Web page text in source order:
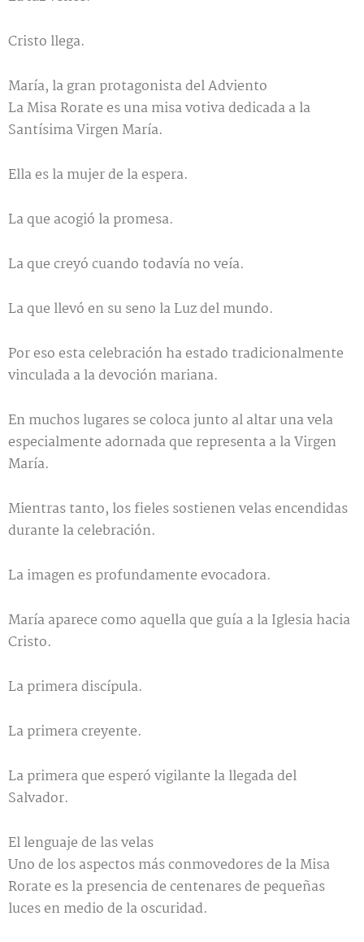
Cristo llega.
María, la gran protagonista del Adviento
La Misa Rorate es una misa votiva dedicada a la
Santísima Virgen María.
Ella es la mujer de la espera.
La que acogió la promesa.
La que creyó cuando todavía no veía.
La que llevó en su seno la Luz del mundo.
Por eso esta celebración ha estado tradicionalmente
vinculada a la devoción mariana.
En muchos lugares se coloca junto al altar una vela
especialmente adornada que representa a la Virgen
María.
Mientras tanto, los fieles sostienen velas encendidas
durante la celebración.
La imagen es profundamente evocadora.
María aparece como aquella que guía a la Iglesia hacia
Cristo.
La primera discípula.
La primera creyente.
La primera que esperó vigilante la llegada del
Salvador.
El lenguaje de las velas
Uno de los aspectos más conmovedores de la Misa
Rorate es la presencia de centenares de pequeñas
luces en medio de la oscuridad.